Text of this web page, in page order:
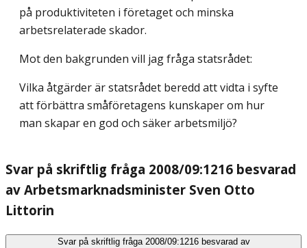
på produktiviteten i företaget och minska
arbetsrelaterade skador.
Mot den bakgrunden vill jag fråga statsrådet:
Vilka åtgärder är statsrådet beredd att vidta i syfte
att förbättra småföretagens kunskaper om hur
man skapar en god och säker arbetsmiljö?
Svar på skriftlig fråga 2008/09:1216 besvarad
av Arbetsmarknadsminister Sven Otto
Littorin
Svar på skriftlig fråga 2008/09:1216 besvarad av